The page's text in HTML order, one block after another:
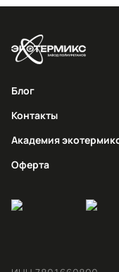
Блог
Контакты
Академия
Оферта